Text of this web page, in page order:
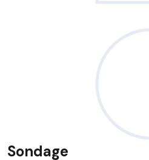
Sondage